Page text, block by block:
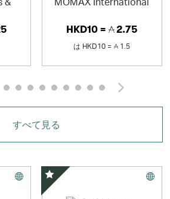
HKD10 = 2.75
は HKD10 = 1.5
Go to the Click
すべて見る
スペシャルオファー